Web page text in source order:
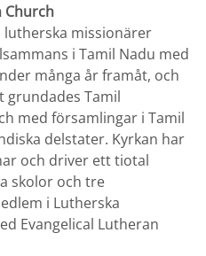
Church
lutherska missionärer
i Tamil Nadu med
många år framåt, och
grundades Tamil
med församlingar i Tamil
delstater. Kyrkan har
och driver ett tiotal
skolor och tre
i Lutherska
Evangelical Lutheran